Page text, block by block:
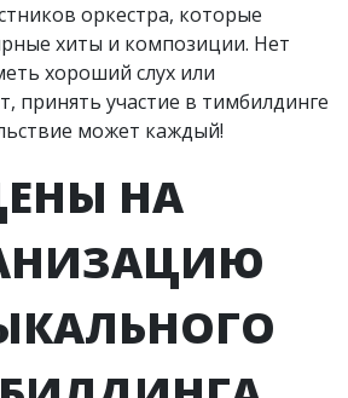
оркестра, которые
хиты и композиции. Нет
хороший слух или
принять участие в тимбилдинге
может каждый!
НА